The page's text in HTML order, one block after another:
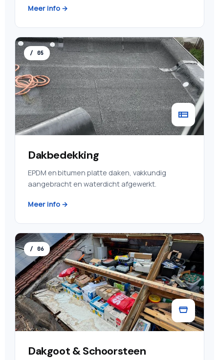
Meer info →
/ 05
Dakbedekking
EPDM en bitumen platte daken, vakkundig
aangebracht en waterdicht afgewerkt.
Meer info →
/ 06
Dakgoot & Schoorsteen